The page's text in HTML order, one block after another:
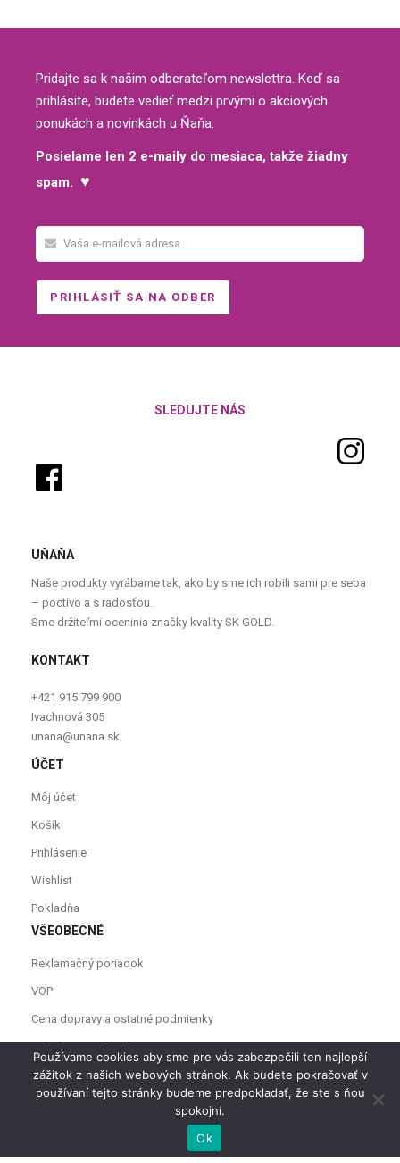
Pridajte sa k našim odberateľom newslettra. Keď sa
prihlásite, budete vedieť medzi prvými o akciových
ponukách a novinkách u Ňaňa.
Posielame len 2 e-maily do mesiaca, takže žiadny
spam. ♥
SLEDUJTE NÁS
UŇAŇA
Naše produkty vyrábame tak, ako by sme ich robili sami pre seba
– poctivo a s radosťou.
Sme držiteľmi oceninia značky kvality SK GOLD.
KONTAKT
+421 915 799 900
Ivachnová 305
unana@unana.sk
ÚČET
Môj účet
Košík
Prihlásenie
Wishlist
Pokladňa
VŠEOBECNÉ
Reklamačný poriadok
VOP
Cena dopravy a ostatné podmienky
Odstúpenie od zmluvy
Používame cookies aby sme pre vás zabezpečili ten najlepší
zážitok z našich webových stránok. Ak budete pokračovať v
používaní tejto stránky budeme predpokladať, že ste s ňou
spokojní.
Ok